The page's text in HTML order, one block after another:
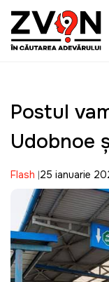
Postul
Udobnoe
Flash 25 ianuarie